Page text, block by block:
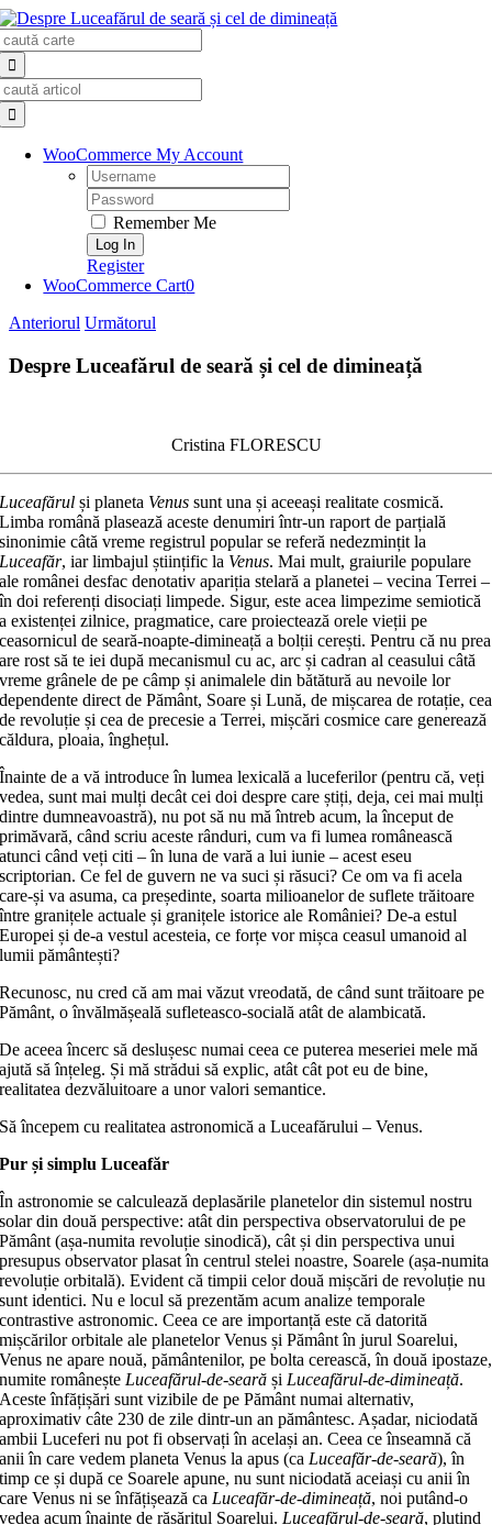
Skip
to
content
WooCommerce My Account
Username:
Password:
Remember Me
Register
WooCommerce Cart0
Anteriorul Următorul
Despre Luceafărul de seară și cel de dimineață
Cristina FLORESCU
Luceafărul și planeta Venus sunt una și aceeași realitate cosmică.
Limba română plasează aceste denumiri într-un raport de parțială
sinonimie câtă vreme registrul popular se referă nedezmințit la
Luceafăr, iar limbajul științific la Venus. Mai mult, graiurile populare
ale românei desfac denotativ apariția stelară a planetei – vecina Terrei –
în doi referenți disociați limpede. Sigur, este acea limpezime semiotică
a existenței zilnice, pragmatice, care proiectează orele vieții pe
ceasornicul de seară-noapte-dimineață a bolții cerești. Pentru că nu prea
are rost să te iei după mecanismul cu ac, arc și cadran al ceasului câtă
vreme grânele de pe câmp și animalele din bătătură au nevoile lor
dependente direct de Pământ, Soare și Lună, de mișcarea de rotație, cea
de revoluție și cea de precesie a Terrei, mișcări cosmice care generează
căldura, ploaia, înghețul.
Înainte de a vă introduce în lumea lexicală a luceferilor (pentru că, veți
vedea, sunt mai mulți decât cei doi despre care știți, deja, cei mai mulți
dintre dumneavoastră), nu pot să nu mă întreb acum, la început de
primăvară, când scriu aceste rânduri, cum va fi lumea românească
atunci când veți citi – în luna de vară a lui iunie – acest eseu
scriptorian. Ce fel de guvern ne va suci și răsuci? Ce om va fi acela
care-și va asuma, ca președinte, soarta milioanelor de suflete trăitoare
între granițele actuale și granițele istorice ale României? De-a estul
Europei și de-a vestul acesteia, ce forțe vor mișca ceasul umanoid al
lumii pământești?
Recunosc, nu cred că am mai văzut vreodată, de când sunt trăitoare pe
Pământ, o învălmășeală sufleteasco-socială atât de alambicată.
De aceea încerc să deslușesc numai ceea ce puterea meseriei mele mă
ajută să înțeleg. Și mă strădui să explic, atât cât pot eu de bine,
realitatea dezvăluitoare a unor valori semantice.
Să începem cu realitatea astronomică a Luceafărului – Venus.
Pur și simplu Luceafăr
În astronomie se calculează deplasările planetelor din sistemul nostru
solar din două perspective: atât din perspectiva observatorului de pe
Pământ (așa-numita revoluție sinodică), cât și din perspectiva unui
presupus observator plasat în centrul stelei noastre, Soarele (așa-numita
revoluție orbitală). Evident că timpii celor două mișcări de revoluție nu
sunt identici. Nu e locul să prezentăm acum analize temporale
contrastive astronomic. Ceea ce are importanță este că datorită
mișcărilor orbitale ale planetelor Venus și Pământ în jurul Soarelui,
Venus ne apare nouă, pământenilor, pe bolta cerească, în două ipostaze,
numite româneșteLuceafărul-de-seară șiLuceafărul-de-dimineață.
Aceste înfățișări sunt vizibile de pe Pământ numai alternativ,
aproximativ câte 230 de zile dintr-un an pământesc. Așadar, niciodată
ambii Luceferi nu pot fi observați în același an. Ceea ce înseamnă că
anii în care vedem planeta Venus la apus (caLuceafăr-de-seară), în
timp ce și după ce Soarele apune, nu sunt niciodată aceiași cu anii în
care Venus ni se înfățișează caLuceafăr-de-dimineață, noi putând-o
vedea acum înainte de răsăritul Soarelui.Luceafărul-de-seară, plutind